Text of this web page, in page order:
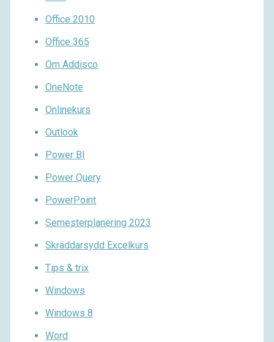
Office 2010
Office 365
Om Addisco
OneNote
Onlinekurs
Outlook
Power BI
Power Query
PowerPoint
Semesterplanering 2023
Skräddarsydd Excelkurs
Tips & trix
Windows
Windows 8
Word